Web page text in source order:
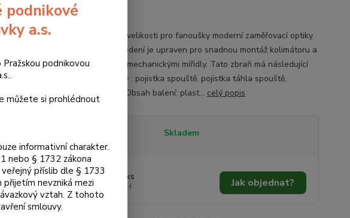
Pistole standardní velikosti pro fanoušky moderní zaměřovací optiky.
Závěr tohoto provedení je upraven pro snadnou montáž kolimátoru a
osazen zvýšenými mechanickými mířidly. Tato zbraň má následující
bezpečnostní prvky : pojistka spouště, pojistka táhla spouště,
blokace úderníku. Obsah balení: plast... celý popis
Skladem
19 250 Kč ks
15 909 Kč bez DPH Jak objednat?
a.s.
podnikovou
můžete si prohlédnout
informativní charakter.
nebo § 1732 zákona
veřejný příslib dle § 1733
přijetím nevzniká mezi
vztah. Z tohoto
smlouvy.